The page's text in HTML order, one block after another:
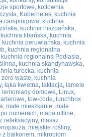
sportowe, kotłownia
, Kubernetes, kuchnia
campingowa, kuchnia
, kuchnia hiszpańska,
kuchnia libańska, kuchnia
, kuchnia peruwiańska, kuchnia
, kuchnia regionalna
kuchnia regionalna Podlasia,
, kuchnia skandynawska,
turecka, kuchnia
zero waste, kuchnia
, łąka kwietna, laktacja, lamele
, lemoniady domowe, Linux,
, low-code, lunchbox
, małe mieszkanie, małe
numerach, mapa offline,
relaksacyjny, masaż
, miejskie rośliny,
z balkonem, mikrobiom